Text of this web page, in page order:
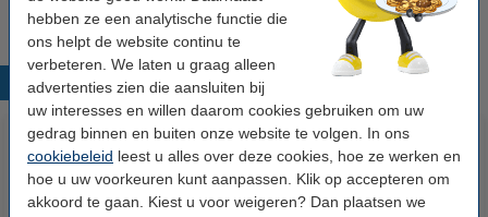
hebben ze een analytische functie die
ons helpt de website continu te
verbeteren. We laten u graag alleen
advertenties zien die aansluiten bij
uw interesses en willen daarom cookies gebruiken om uw
gedrag binnen en buiten onze website te volgen. In ons
cookiebeleid leest u alles over deze cookies, hoe ze werken en
hoe u uw voorkeuren kunt aanpassen. Klik op accepteren om
akkoord te gaan. Kiest u voor weigeren? Dan plaatsen we
Populaire producten